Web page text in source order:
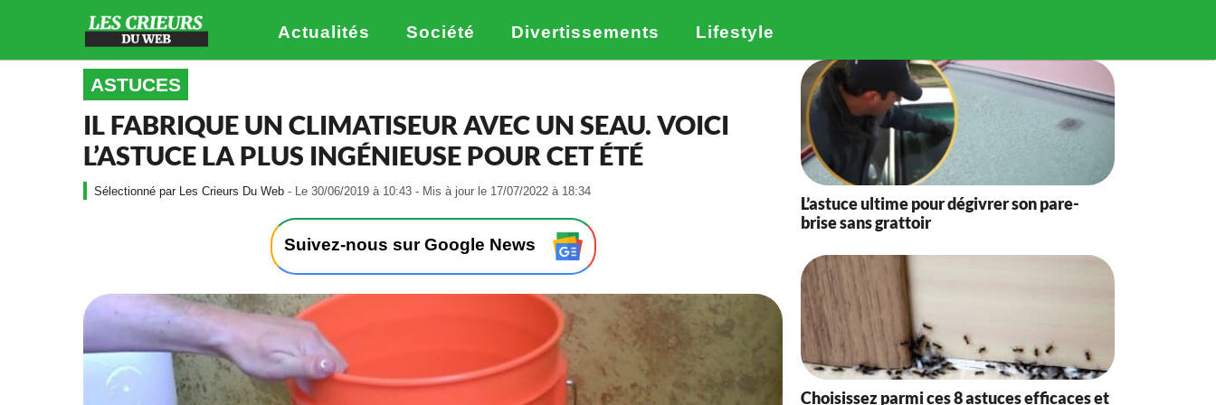
Actualités Société Divertissements Lifestyle
ASTUCES
IL FABRIQUE UN CLIMATISEUR AVEC UN SEAU. VOICI
L’ASTUCE LA PLUS INGÉNIEUSE POUR CET ÉTÉ
Les Crieurs Du Web - Le 30/06/2019 à 10:43 - Mis à jour le 17/07/2022 à 18:34
e
3
0
0
Suivez-nous sur Google News
L’astuce ultime pour dégivrer son pare-
brise sans grattoir
Choisissez parmi ces 8 astuces efficaces et